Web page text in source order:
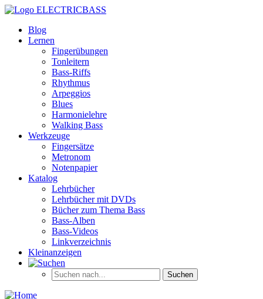
ELECTRICBASS
Blog
Lernen
Fingerübungen
Tonleitern
Bass-Riffs
Rhythmus
Arpeggios
Blues
Harmonielehre
Walking Bass
Werkzeuge
Fingersätze
Metronom
Notenpapier
Katalog
Lehrbücher
Lehrbücher mit DVDs
Bücher zum Thema Bass
Bass-Alben
Bass-Videos
Linkverzeichnis
Kleinanzeigen